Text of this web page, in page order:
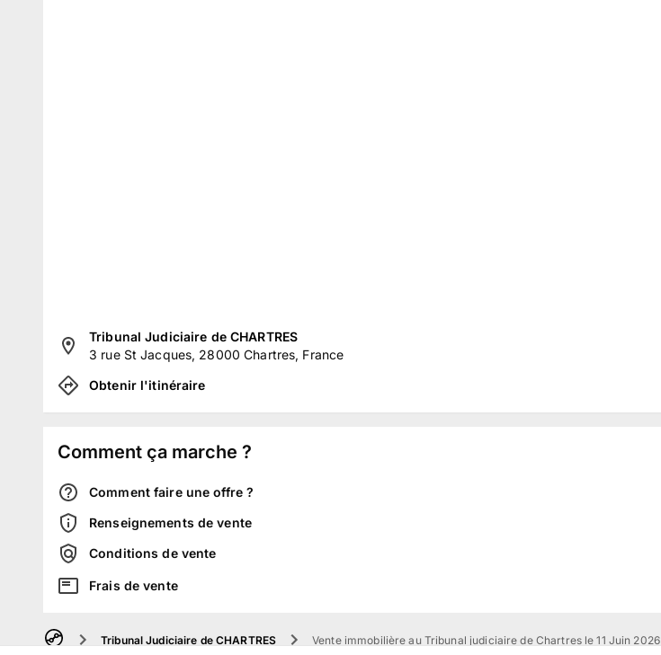
Tribunal Judiciaire de CHARTRES
3 rue St Jacques, 28000 Chartres, France
Obtenir l'itinéraire
Comment ça marche ?
Comment faire une offre ?
Renseignements de vente
Conditions de vente
Frais de vente
Tribunal Judiciaire de CHARTRES Vente immobilière au Tribunal judiciaire de Chartres le 11 Juin 2026